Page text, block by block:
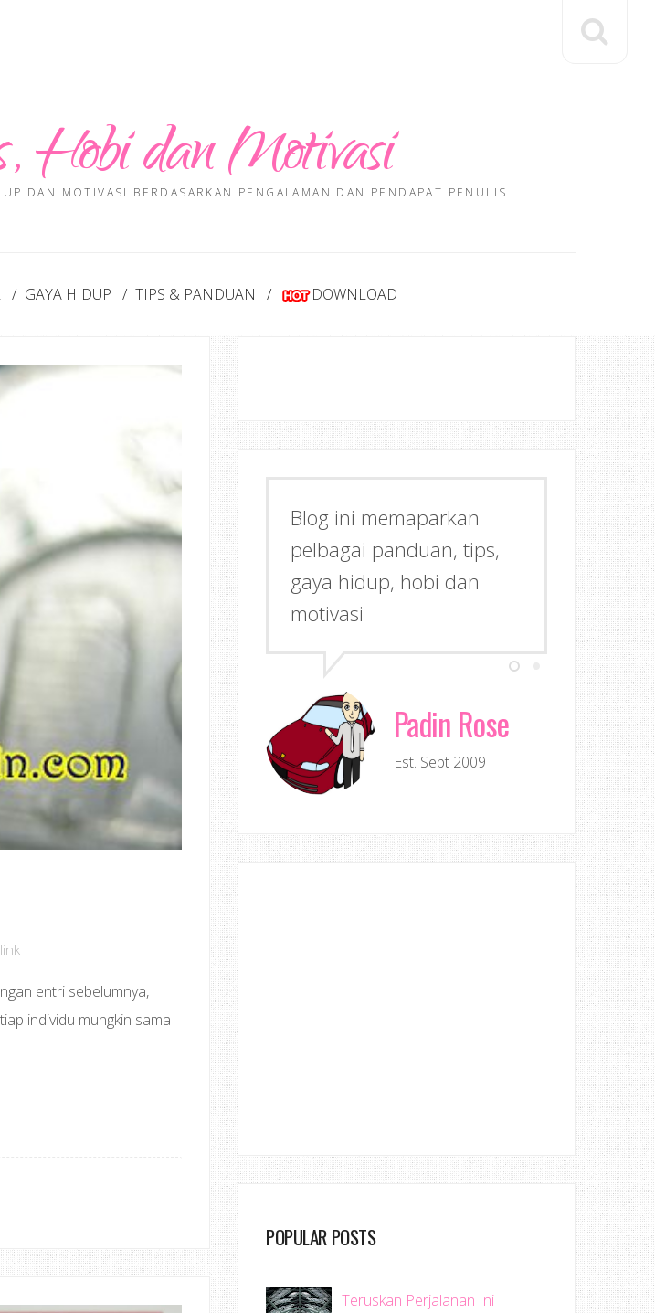
Hobi dan Motivasi
DAN MOTIVASI BERDASARKAN PENGALAMAN DAN PENDAPAT PENULIS
GAYA HIDUP TIPS & PANDUAN DOWNLOAD
entri sebelumnya,
individu mungkin sama
Blog ini memaparkan
pelbagai panduan, tips,
gaya hidup, hobi dan
motivasi
Padin Rose
Est. Sept 2009
POPULAR POSTS
Teruskan Perjalanan Ini